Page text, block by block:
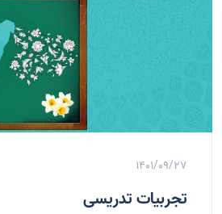
1401/09/27
تجربیات تدریسی